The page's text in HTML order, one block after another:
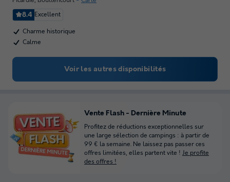
8.4 Excellent
Charme historique
Calme
Voir les autres disponibilités
Vente Flash - Dernière Minute
Profitez de réductions exceptionnelles sur
une large sélection de campings : à partir de
99 € la semaine. Ne laissez pas passer ces
offres limitées, elles partent vite ! Je profite
des offres !